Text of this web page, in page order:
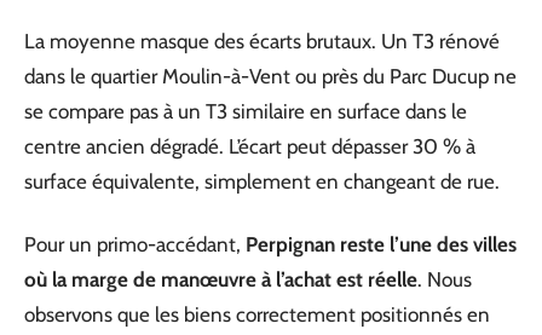
La moyenne masque des écarts brutaux. Un T3 rénové
dans le quartier Moulin-à-Vent ou près du Parc Ducup ne
se compare pas à un T3 similaire en surface dans le
centre ancien dégradé. L’écart peut dépasser 30 % à
surface équivalente, simplement en changeant de rue.
Pour un primo-accédant, Perpignan reste l’une des villes
où la marge de manœuvre à l’achat est réelle. Nous
observons que les biens correctement positionnés en